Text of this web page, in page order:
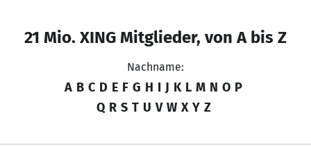
21 Mio. XING Mitglieder, von A bis Z
Nachname:
A B C D E F G H I J K L M N O P
Q R S T U V W X Y Z